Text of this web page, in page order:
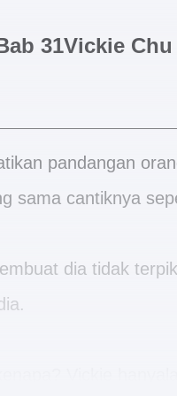
31Vickie
pandangan
sama cantiknya
dia tidak